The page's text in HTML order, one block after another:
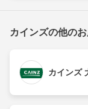
カインズの他の
カインズ